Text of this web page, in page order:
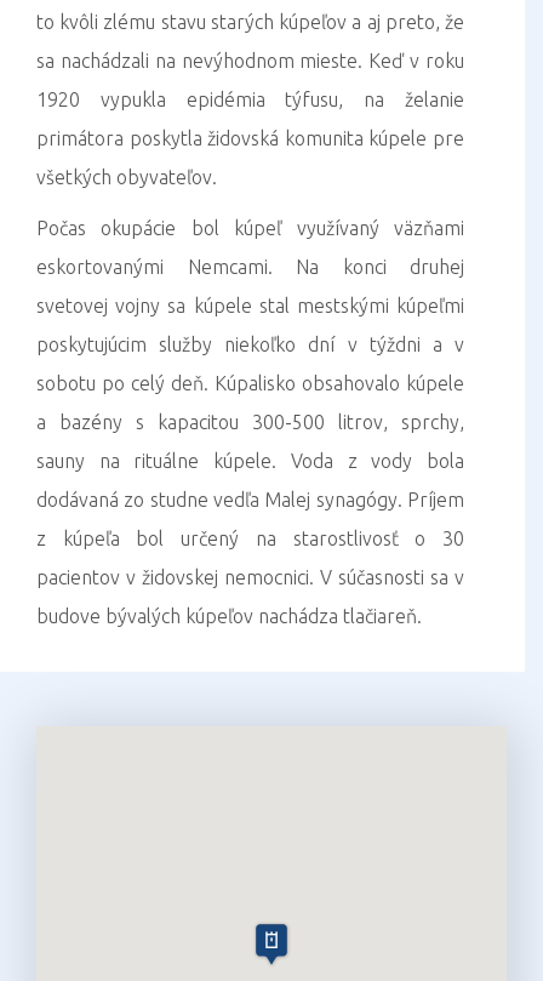
to kvôli zlému stavu starých kúpeľov a aj preto, že
sa nachádzali na nevýhodnom mieste. Keď v roku
1920 vypukla epidémia týfusu, na želanie
primátora poskytla židovská komunita kúpele pre
všetkých obyvateľov.
Počas okupácie bol kúpeľ využívaný väzňami
eskortovanými Nemcami. Na konci druhej
svetovej vojny sa kúpele stal mestskými kúpeľmi
poskytujúcim služby niekoľko dní v týždni a v
sobotu po celý deň. Kúpalisko obsahovalo kúpele
a bazény s kapacitou 300-500 litrov, sprchy,
sauny na rituálne kúpele. Voda z vody bola
dodávaná zo studne vedľa Malej synagógy. Príjem
z kúpeľa bol určený na starostlivosť o 30
pacientov v židovskej nemocnici. V súčasnosti sa v
budove bývalých kúpeľov nachádza tlačiareň.